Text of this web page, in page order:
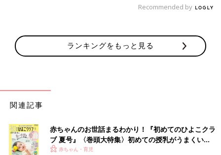
Recommended by
ランキングをもっと見る
関連記事
赤ちゃんのお世話まるわかり！『初めてのひよこクラ
ブ 夏号』〈巻頭大特集〉初めての授乳がうまくい
く！ おっぱい・ミルクの基本と夏のトラブル 解決テ
赤ちゃん・育児